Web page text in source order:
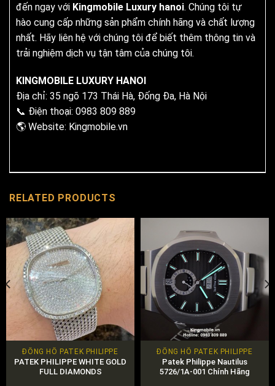
đến ngay với Kingmobile Luxury hanoi. Chúng tôi tự
hào cung cấp những sản phẩm chính hãng và chất lượng
nhất. Hãy liên hệ với chúng tôi để biết thêm thông tin và
trải nghiệm dịch vụ tận tâm của chúng tôi.
KINGMOBILE LUXURY HANOI
Địa chỉ: 35 ngõ 173 Thái Hà, Đống Đa, Hà Nội
📞 Điện thoại: 0983 809 889
🌎 Website: Kingmobile.vn
RELATED PRODUCTS
ĐỒNG HỒ PATEK PHILIPPE
PATEK PHILIPPE WHITE GOLD
FULL DIAMONDS
ĐỒNG HỒ PATEK PHILIPPE
Patek Philippe Nautilus
5726/1A-001 Chính Hãng